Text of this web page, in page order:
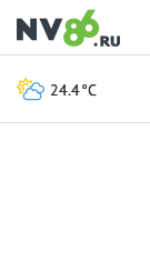
24.4°C